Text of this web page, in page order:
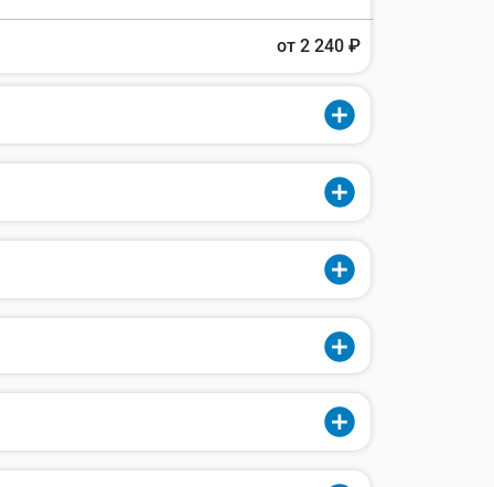
от 2 240 ₽